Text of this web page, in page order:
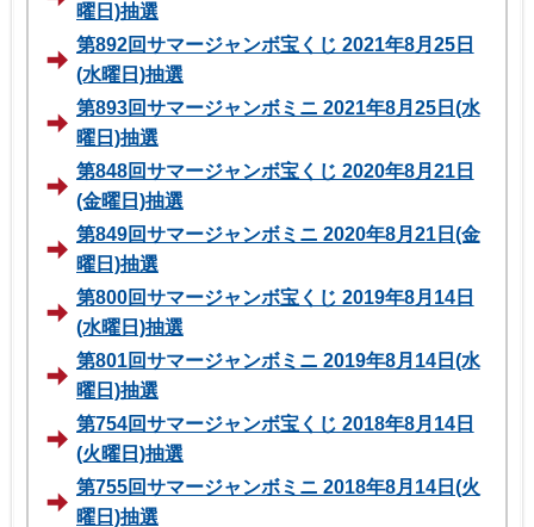
曜日)抽選
第892回サマージャンボ宝くじ 2021年8月25日
(水曜日)抽選
第893回サマージャンボミニ 2021年8月25日(水
曜日)抽選
第848回サマージャンボ宝くじ 2020年8月21日
(金曜日)抽選
第849回サマージャンボミニ 2020年8月21日(金
曜日)抽選
第800回サマージャンボ宝くじ 2019年8月14日
(水曜日)抽選
第801回サマージャンボミニ 2019年8月14日(水
曜日)抽選
第754回サマージャンボ宝くじ 2018年8月14日
(火曜日)抽選
第755回サマージャンボミニ 2018年8月14日(火
曜日)抽選